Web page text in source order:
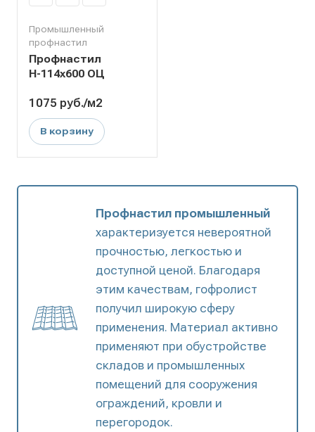
Промышленный
профнастил
Профнастил
Н-114х600 ОЦ
1075 руб./м2
В корзину
Профнастил промышленный
характеризуется невероятной
прочностью, легкостью и
доступной ценой. Благодаря
этим качествам, гофролист
получил широкую сферу
применения. Материал активно
применяют при обустройстве
складов и промышленных
помещений для сооружения
ограждений, кровли и
перегородок.